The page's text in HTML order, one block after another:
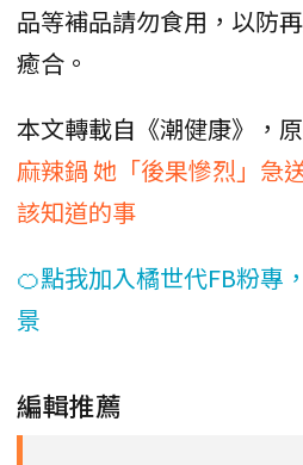
品等補品請勿食用，以防
癒合。
本文轉載自《潮健康》，原
麻辣鍋 她「後果慘烈」急
該知道的事
🍊點我加入橘世代FB粉專
景
編輯推薦